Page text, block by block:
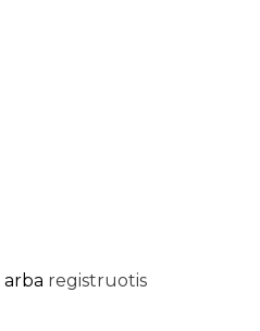
arba registruotis